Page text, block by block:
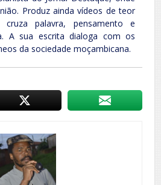
Produz ainda vídeos de teor
palavra, pensamento e
A sua escrita dialoga com os
da sociedade moçambicana.